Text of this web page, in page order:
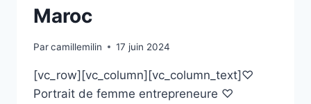
Maroc
Parcamillemilin 17 juin 2024
[vc_row][vc_column][vc_column_text]♡
Portrait de femme entrepreneure ♡